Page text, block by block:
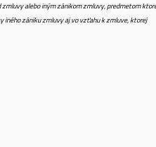
alebo iným zánikom zmluvy, predmetom
iného zániku zmluvy aj vo vzťahu k zmluve, ktorej